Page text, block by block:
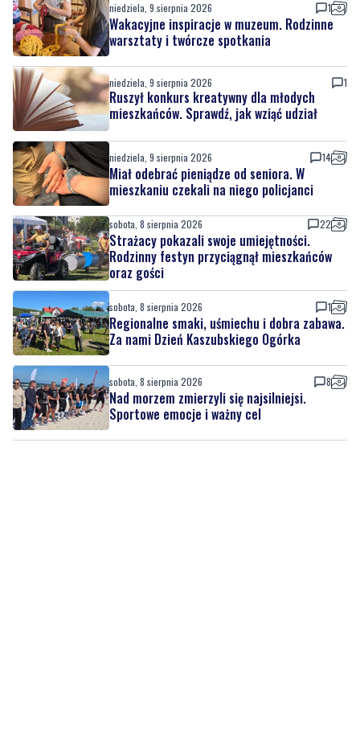
niedziela, 9 sierpnia 2026 1
Wakacyjne inspiracje w muzeum. Rodzinne
warsztaty i twórcze spotkania
niedziela, 9 sierpnia 2026 1
Ruszył konkurs kreatywny dla młodych
mieszkańców. Sprawdź, jak wziąć udział
niedziela, 9 sierpnia 2026 14
Miał odebrać pieniądze od seniora. W
mieszkaniu czekali na niego policjanci
sobota, 8 sierpnia 2026 22
Strażacy pokazali swoje umiejętności.
Rodzinny festyn przyciągnął mieszkańców
oraz gości
sobota, 8 sierpnia 2026 1
Regionalne smaki, uśmiechu i dobra zabawa.
Za nami Dzień Kaszubskiego Ogórka
sobota, 8 sierpnia 2026 8
Nad morzem zmierzyli się najsilniejsi.
Sportowe emocje i ważny cel